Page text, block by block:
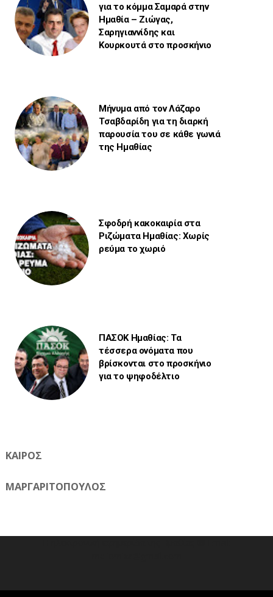
για το κόμμα Σαμαρά στην
Ημαθία – Ζιώγας,
Σαρηγιαννίδης και
Κουρκουτά στο προσκήνιο
Μήνυμα από τον Λάζαρο
Τσαβδαρίδη για τη διαρκή
παρουσία του σε κάθε γωνιά
της Ημαθίας
Σφοδρή κακοκαιρία στα
Ριζώματα Ημαθίας: Χωρίς
ρεύμα το χωριό
ΠΑΣΟΚ Ημαθίας: Τα
τέσσερα ονόματα που
βρίσκονται στο προσκήνιο
για το ψηφοδέλτιο
ΚΑΙΡΟΣ
ΜΑΡΓΑΡΙΤΟΠΟΥΛΟΣ